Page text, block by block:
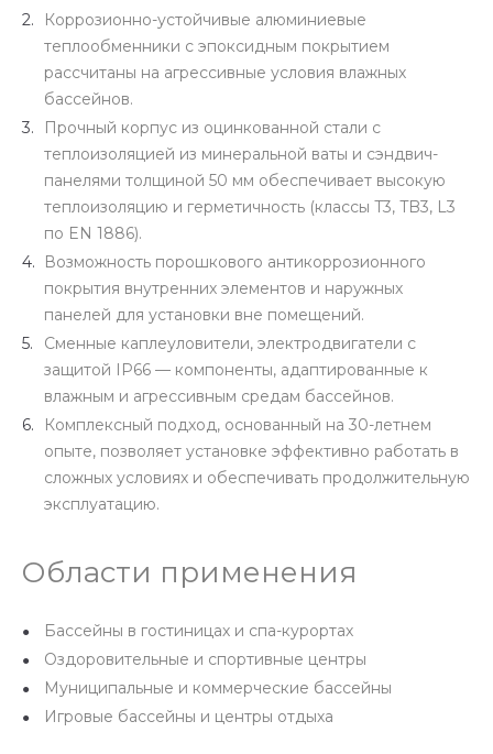
Коррозионно-устойчивые алюминиевые
теплообменники с эпоксидным покрытием
рассчитаны на агрессивные условия влажных
бассейнов.
Прочный корпус из оцинкованной стали с
теплоизоляцией из минеральной ваты и сэндвич-
панелями толщиной 50 мм обеспечивает высокую
теплоизоляцию и герметичность (классы T3, TB3, L3
по EN 1886).
Возможность порошкового антикоррозионного
покрытия внутренних элементов и наружных
панелей для установки вне помещений.
Сменные каплеуловители, электродвигатели с
защитой IP66 — компоненты, адаптированные к
влажным и агрессивным средам бассейнов.
Комплексный подход, основанный на 30-летнем
опыте, позволяет установке эффективно работать в
сложных условиях и обеспечивать продолжительную
эксплуатацию.
Области применения
Бассейны в гостиницах и спа-курортах
Оздоровительные и спортивные центры
Муниципальные и коммерческие бассейны
Игровые бассейны и центры отдыха